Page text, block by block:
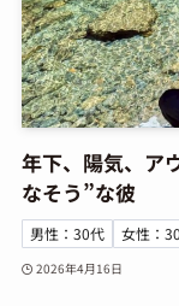
年下、陽気、ア
なそう”な彼
男性：30代 女性：
2026年4月16日